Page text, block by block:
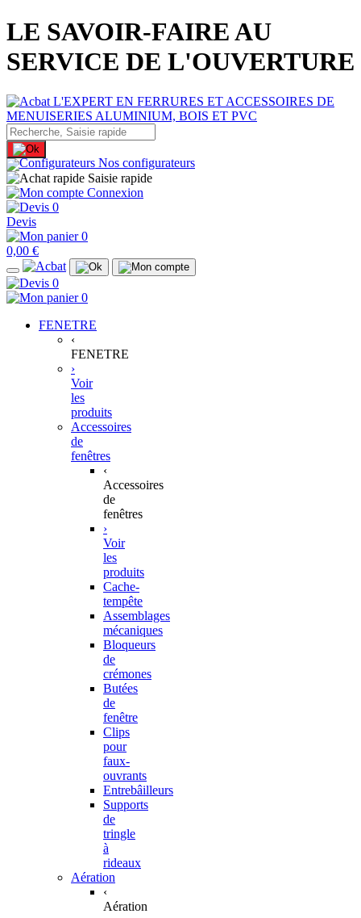
LE SAVOIR-FAIRE AU
SERVICE DE L'OUVERTURE
Nos configurateurs
Saisie rapide
Connexion
0
Devis
0
0,00 €
0
0
FENETRE
‹
FENETRE
›
Voir
les
produits
Accessoires
de
fenêtres
‹
Accessoires
de
fenêtres
›
Voir
les
produits
Cache-
tempête
Assemblages
mécaniques
Bloqueurs
de
crémones
Butées
de
fenêtre
Clips
pour
faux-
ouvrants
Entrebâilleurs
Supports
de
tringle
à
rideaux
Aération
‹
Aération